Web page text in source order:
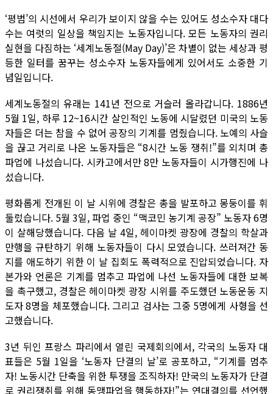
‘평범’의 시선에서 우리가 보이지 않을 수는 있어도 성소수자 대다
수는 여럿의 일상을 책임지는 노동자입니다. 모든 노동자의 권리
실현을 다짐하는 ‘세계노동절(May Day)’은 차별이 없는 세상과 평
등한 일터를 꿈꾸는 성소수자 노동자들에게 있어서도 소중한 기
념일입니다.
세계노동절의 유래는 141년 전으로 거슬러 올라갑니다. 1886년
5월 1일, 하루 12~16시간 살인적인 노동에 시달렸던 미국의 노동
자들은 더는 참을 수 없어 공장의 기계를 멈췄습니다. 노예의 사슬
을 끊고 거리로 나온 노동자들은 “8시간 노동 쟁취!”를 외치며 총
파업에 나섰습니다. 시카고에서만 8만 노동자들이 시가행진에 나
섰습니다.
평화롭게 전개된 이 날 시위에 경찰은 총을 발포하고 몽둥이를 휘
둘렀습니다. 5월 3일, 파업 중인 “맥코민 농기계 공장” 노동자 6명
이 살해당했습니다. 다음 날 4일, 헤이마켓 광장에 경찰의 학살과
만행을 규탄하기 위해 노동자들이 다시 모였습니다. 쓰러져간 동
지를 애도하기 위한 이 날 집회도 폭력적으로 진압되었습니다. 자
본가와 언론은 기계를 멈추고 파업에 나선 노동자들에 대한 보복
을 촉구했고, 경찰은 헤이마켓 광장 시위를 주도했던 노동운동 지
도자 8명을 체포했습니다. 그리고 검사는 그중 5명에게 사형을 선
고했습니다.
3년 뒤인 프랑스 파리에서 열린 국제회의에서, 각국의 노동자 대
표들은 5월 1일을 ‘노동자 단결의 날’로 공포하고, “기계를 멈추
자! 노동시간 단축을 위한 투쟁을 조직하자! 만국의 노동자가 단결
로 권리쟁취를 위해 동맹파업을 행동하자!”는 연대결의를 선언했